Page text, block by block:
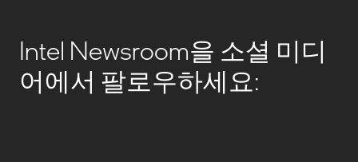
Intel Newsroom을 소셜 미디
어에서 팔로우하세요: